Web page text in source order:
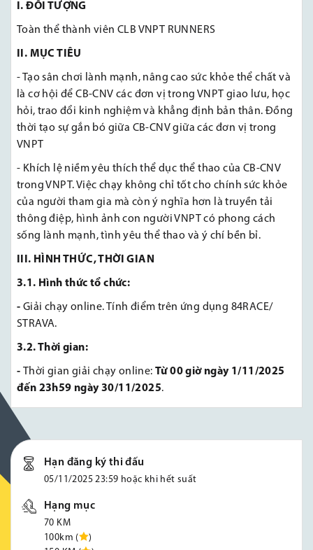
I. ĐỐI TƯỢNG
Toàn thể thành viên CLB VNPT RUNNERS
II. MỤC TIÊU
- Tạo sân chơi lành mạnh, nâng cao sức khỏe thể chất và
là cơ hội để CB-CNV các đơn vị trong VNPT giao lưu, học
hỏi, trao đổi kinh nghiệm và khẳng định bản thân. Đồng
thời tạo sự gắn bó giữa CB-CNV giữa các đơn vị trong
VNPT
- Khích lệ niềm yêu thích thể dục thể thao của CB-CNV
trong VNPT. Việc chạy không chỉ tốt cho chính sức khỏe
của người tham gia mà còn ý nghĩa hơn là truyền tải
thông điệp, hình ảnh con người VNPT có phong cách
sống lành mạnh, tình yêu thể thao và ý chí bền bỉ.
III. HÌNH THỨC, THỜI GIAN
3.1. Hình thức tổ chức:
- Giải chạy online. Tính điểm trên ứng dụng 84RACE/
STRAVA.
3.2. Thời gian:
- Thời gian giải chạy online:Từ 00 giờ ngày 1/11/2025
đến 23h59 ngày 30/11/2025.
Hạn đăng ký thi đấu
05/11/2025 23:59 hoặc khi hết suất
Hạng mục
70 KM
100km (
)